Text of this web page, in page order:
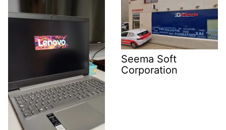
Seema Soft
Corporation